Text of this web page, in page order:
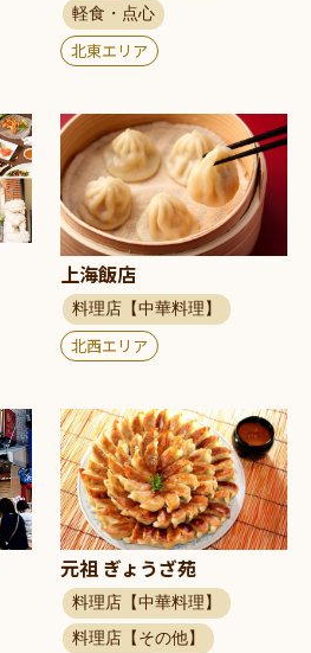
軽食・点心
北東エリア
上海飯店
料理店【中華料理】
北西エリア
元祖 ぎょうざ苑
料理店【中華料理】
料理店【その他】